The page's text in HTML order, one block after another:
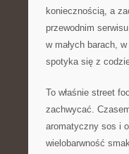
koniecznością, a
przewodnim
w małych barach,
spotyka się z
To właśnie street
zachwycać.
aromatyczny sos i
wielobarwność